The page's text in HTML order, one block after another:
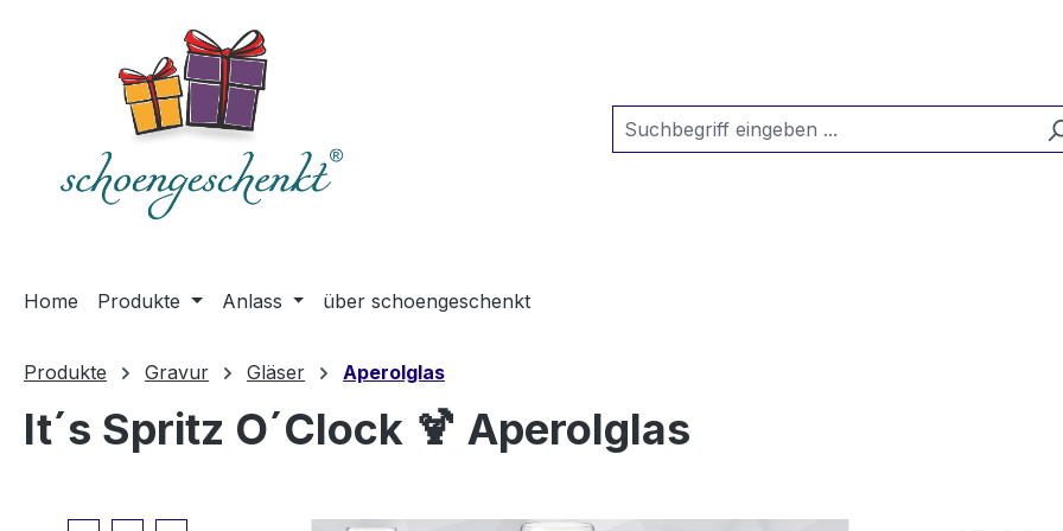
Zur Hauptnavigation springen
Home Produkte Anlass über schoengeschenkt
Produkte Gravur Gläser Aperolglas
It´s Spritz O´Clock 🍹 Aperolglas